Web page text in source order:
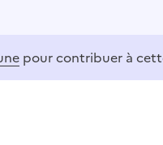
pour contribuer à